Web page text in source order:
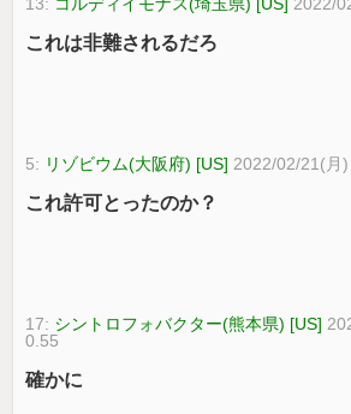
これは非難されるだろ
5: リゾビウム(大阪府) [US] 2022/02/21(月
これ許可とったのか？
17: シントロフォバクター(熊本県) [US]
0.55
確かに